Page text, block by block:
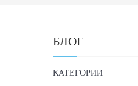
БЛОГ
КАТЕГОРИИ